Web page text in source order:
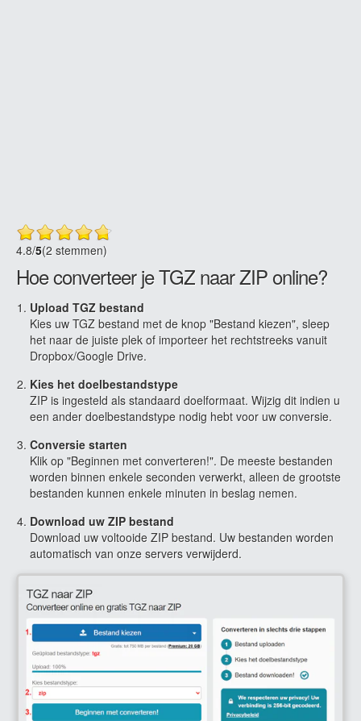
4.8/5(2 stemmen)
Hoe converteer je TGZ naar ZIP online?
Upload TGZ bestand
Kies uw TGZ bestand met de knop "Bestand kiezen", sleep
het naar de juiste plek of importeer het rechtstreeks vanuit
Dropbox/Google Drive.
Kies het doelbestandstype
ZIP is ingesteld als standaard doelformaat. Wijzig dit indien u
een ander doelbestandstype nodig hebt voor uw conversie.
Conversie starten
Klik op "Beginnen met converteren!". De meeste bestanden
worden binnen enkele seconden verwerkt, alleen de grootste
bestanden kunnen enkele minuten in beslag nemen.
Download uw ZIP bestand
Download uw voltooide ZIP bestand. Uw bestanden worden
automatisch van onze servers verwijderd.